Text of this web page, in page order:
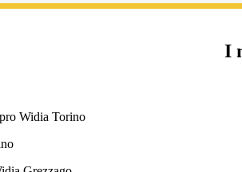
I